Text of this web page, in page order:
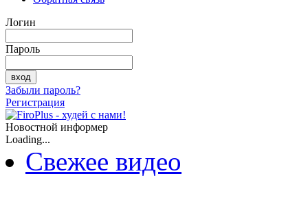
Логин
Пароль
Забыли пароль?
Регистрация
Новостной информер
Loading...
Свежее видео